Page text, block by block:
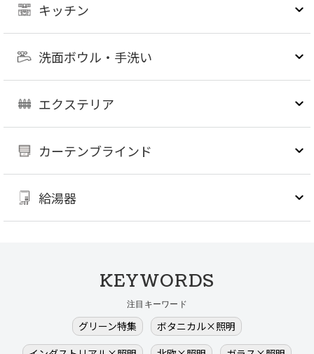
キッチン
洗面ボウル・手洗い
エクステリア
カーテンブラインド
給湯器
KEYWORDS
注目キーワード
グリーン特集
ボタニカル×照明